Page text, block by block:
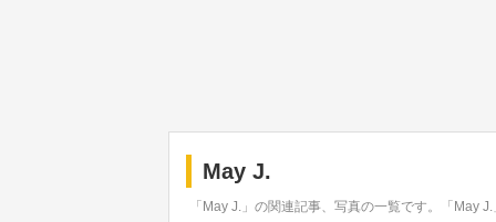
May J.
「May J.」の関連記事、写真の一覧です。「May